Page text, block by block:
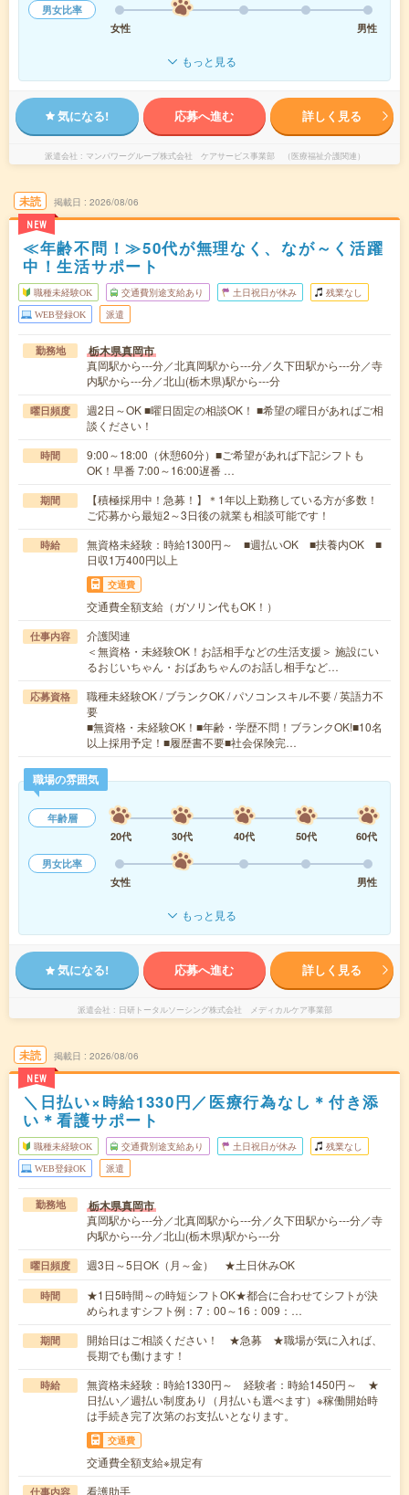
男女比率
女性
男性
もっと見る
気になる! 応募へ進む 詳しく見る
派遣会社 マンパワーグループ株式会社 ケアサービス事業部 （医療福祉介護関連）
未読
NEW
掲載日 2026/08/06
≪年齢不問！≫50代が無理なく、なが～く活躍
中！生活サポート
職種未経験OK 交通費別途支給あり 土日祝日が休み 残業なし
WEB登録OK 派遣
勤務地 栃木県真岡市
真岡駅から---分／北真岡駅から---分／久下田駅から---分／寺
内駅から---分／北山(栃木県)駅から---分
曜日頻度
週2日～OK ■曜日固定の相談OK！ ■希望の曜日があればご相
談ください！
時間
9:00～18:00（休憩60分）■ご希望があれば下記シフトも
OK！早番 7:00～16:00遅番 …
期間
【積極採用中！急募！】＊1年以上勤務している方が多数！
ご応募から最短2～3日後の就業も相談可能です！
時給
無資格未経験：時給1300円～ ■週払いOK ■扶養内OK ■
日収1万400円以上
交通費
交通費全額支給（ガソリン代もOK！）
仕事内容
介護関連
＜無資格・未経験OK！お話相手などの生活支援＞ 施設にい
るおじいちゃん・おばあちゃんのお話し相手など…
応募資格
職種未経験OK / ブランクOK / パソコンスキル不要 / 英語力不
要
■無資格・未経験OK！■年齢・学歴不問！ブランクOK!■10名
以上採用予定！■履歴書不要■社会保険完…
職場の雰囲気
年齢層
20代
30代 40代 50代
60代
男女比率
女性
男性
もっと見る
気になる! 応募へ進む 詳しく見る
派遣会社 日研トータルソーシング株式会社 メディカルケア事業部
未読
NEW
掲載日 2026/08/06
＼日払い×時給1330円／医療行為なし＊付き添
い＊看護サポート
職種未経験OK 交通費別途支給あり 土日祝日が休み 残業なし
WEB登録OK 派遣
勤務地 栃木県真岡市
真岡駅から---分／北真岡駅から---分／久下田駅から---分／寺
内駅から---分／北山(栃木県)駅から---分
曜日頻度 週3日～5日OK（月～金） ★土日休みOK
時間
★1日5時間～の時短シフトOK★都合に合わせてシフトが決
められますシフト例：7：00～16：009：…
期間
開始日はご相談ください！ ★急募 ★職場が気に入れば、
長期でも働けます！
時給
無資格未経験：時給1330円～ 経験者：時給1450円～ ★
日払い／週払い制度あり（月払いも選べます）※稼働開始時
は手続き完了次第のお支払いとなります。
交通費
交通費全額支給※規定有
仕事内容 看護助手